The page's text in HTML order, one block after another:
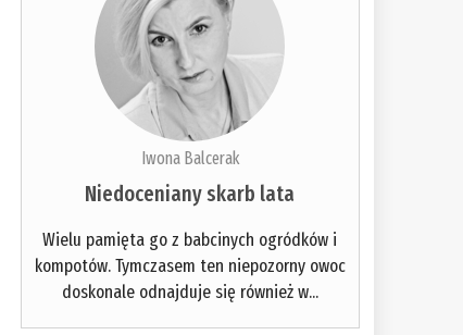
Iwona Balcerak
Niedoceniany skarb lata
Wielu pamięta go z babcinych ogródków i
kompotów. Tymczasem ten niepozorny owoc
doskonale odnajduje się również w...